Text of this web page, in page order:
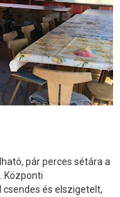
pár perces sétára a
Központi
és elszigetelt,